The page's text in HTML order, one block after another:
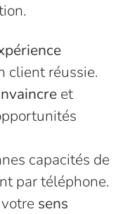
client réussie.
et
capacités de
par téléphone.
sens